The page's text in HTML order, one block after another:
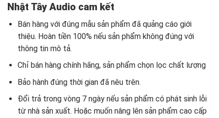
Nhật Tây Audio cam kết
Bán hàng với đúng mẫu sản phẩm đã quảng cáo giới
thiệu. Hoàn tiền 100% nếu sản phẩm không đúng với
thông tin mô tả.
Chỉ bán hàng chính hãng, sản phẩm chọn lọc chất lượng
Bảo hành đúng thời gian đã nêu trên.
Đổi trả trong vòng 7 ngày nếu sản phẩm có phát sinh lỗi
từ nhà sản xuất. Hoặc muốn nâng lên sản phẩm cao cấp